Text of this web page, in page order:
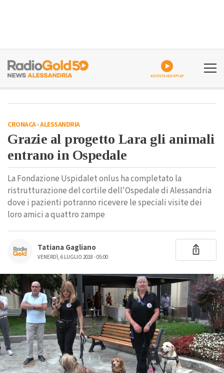
ASCOLTA GOLDPLAY
CRONACA-ALESSANDRIA
Grazie al progetto Lara gli animali
entrano in Ospedale
La Fondazione Uspidalet onlus ha completato la
ristrutturazione del cortile dell'Ospedale di Alessandria
dove i pazienti potranno ricevere le speciali visite dei
loro amici a quattro zampe
Tatiana Gagliano
VENERDÌ, 6 LUGLIO 2018 - 05:00